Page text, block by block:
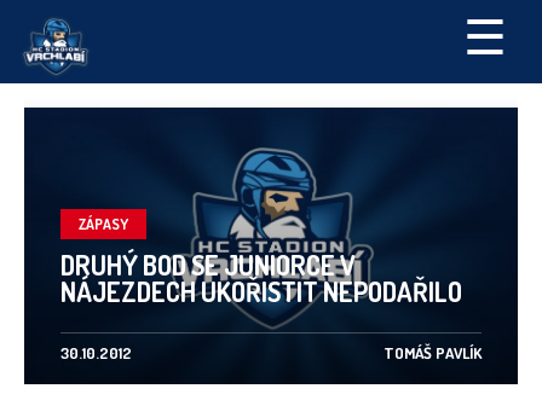
☰
ZÁPASY
DRUHÝ BOD SE JUNIORCE V
NÁJEZDECH UKOŘISTIT NEPODAŘILO
30.10.2012 TOMÁŠ PAVLÍK